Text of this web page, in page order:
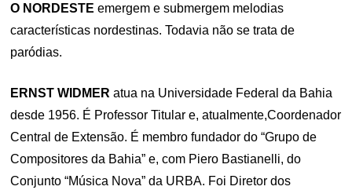
O NORDESTE emergem e submergem melodias
características nordestinas. Todavia não se trata de
paródias.
ERNST WIDMER atua na Universidade Federal da Bahia
desde 1956. É Professor Titular e, atualmente,Coordenador
Central de Extensão. É membro fundador do “Grupo de
Compositores da Bahia” e, com Piero Bastianelli, do
Conjunto “Música Nova” da URBA. Foi Diretor dos